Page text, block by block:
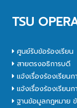
TSU
ศูนย์รับข้อร้องเรียน
สายตรงอธิการบดี
แจ้งเรื่องร้องเรียน
แจ้งเรื่องร้องเรียน
ฐานข้อมูลกฎหมาย